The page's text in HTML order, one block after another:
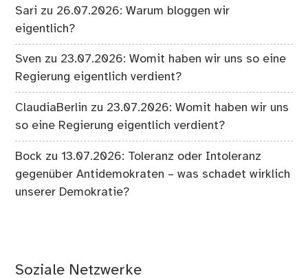
Sari zu 26.07.2026: Warum bloggen wir
eigentlich?
Sven zu 23.07.2026: Womit haben wir uns so eine
Regierung eigentlich verdient?
ClaudiaBerlin zu 23.07.2026: Womit haben wir uns
so eine Regierung eigentlich verdient?
Bock zu13.07.2026: Toleranz oder Intoleranz
gegenüber Antidemokraten – was schadet wirklich
unserer Demokratie?
Soziale Netzwerke